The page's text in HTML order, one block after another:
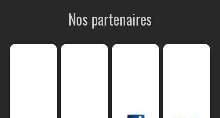
Nos partenaires